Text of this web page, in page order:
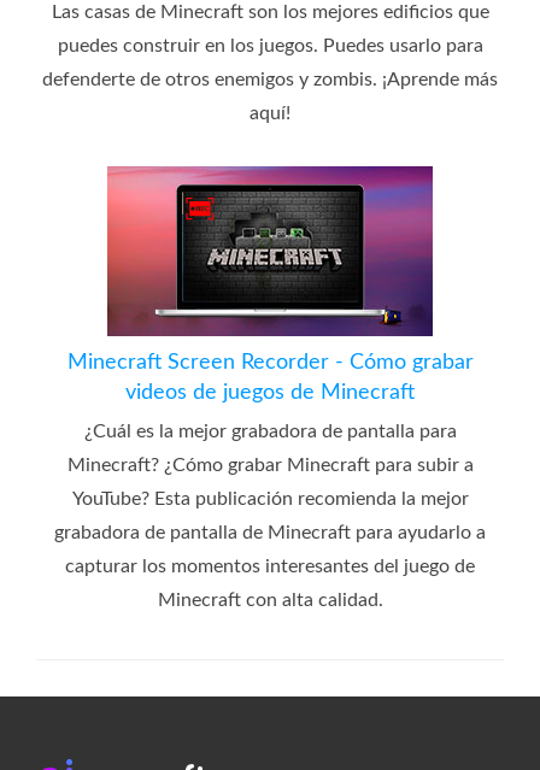
Las casas de Minecraft son los mejores edificios que
puedes construir en los juegos. Puedes usarlo para
defenderte de otros enemigos y zombis. ¡Aprende más
aquí!
Minecraft Screen Recorder - Cómo grabar
videos de juegos de Minecraft
¿Cuál es la mejor grabadora de pantalla para
Minecraft? ¿Cómo grabar Minecraft para subir a
YouTube? Esta publicación recomienda la mejor
grabadora de pantalla de Minecraft para ayudarlo a
capturar los momentos interesantes del juego de
Minecraft con alta calidad.